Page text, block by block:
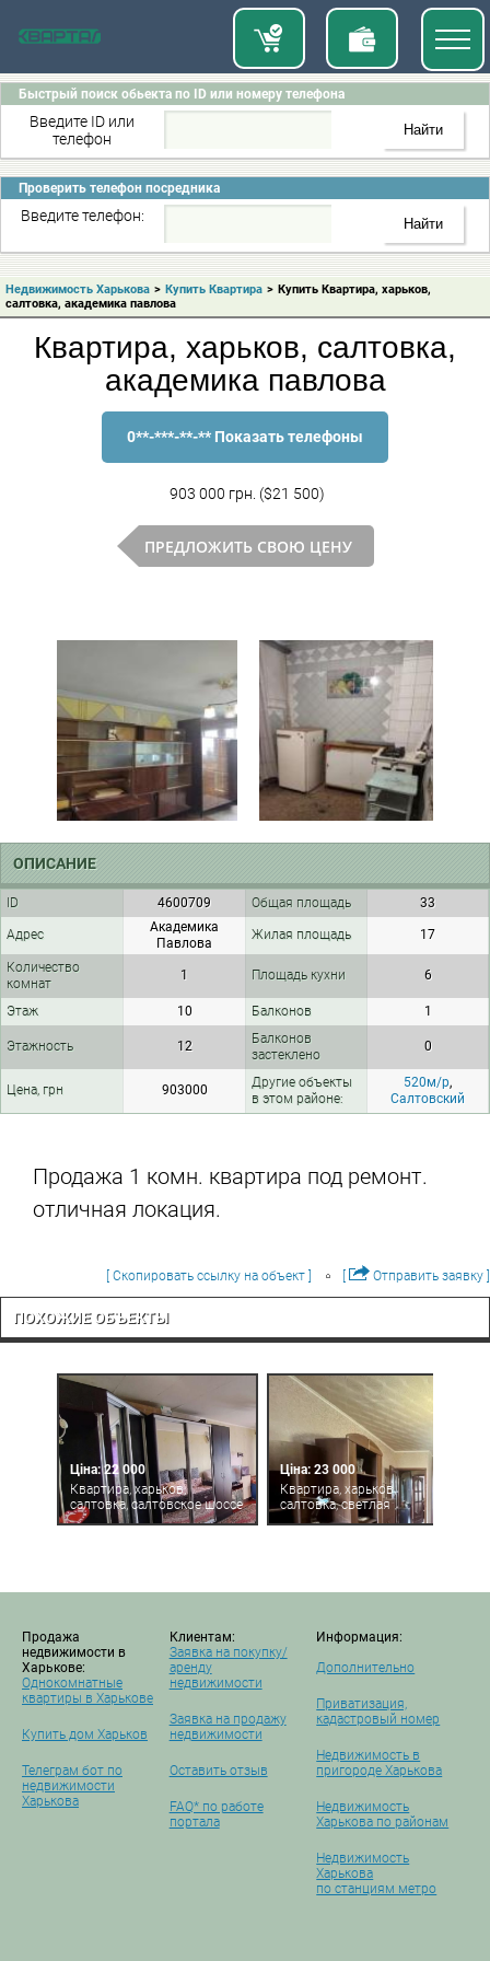
Быстрый поиск обьекта по ID или номеру телефона
Введите ID или
телефон
Проверить телефон посредника
Введите телефон:
Недвижимость Харькова > Купить Квартира > Купить Квартира, харьков,
салтовка, академика павлова
Квартира, харьков, салтовка,
академика павлова
0**-***-**-** Показать телефоны
903 000 грн. ($21 500)
ПРЕДЛОЖИТЬ СВОЮ ЦЕНУ
ОПИСАНИЕ
ID 4600709 Общая площадь 33
Адрес
Академика
Павлова
Жилая площадь 17
Количество
комнат
1 Площадь кухни 6
Этаж 10 Балконов 1
Этажность 12
Балконов
застеклено
0
Цена, грн 903000
Другие объекты
в этом районе:
520м/р,
Салтовский
Продажа 1 комн. квартира под ремонт.
отличная локация.
[ Скопировать ссылку на объект ] Отправить заявку ]
ПОХОЖИЕ ОБЪЕКТЫ
Ціна: 22 000
Квартира, харьков,
салтовка, салтовское шоссе
Ціна: 23 000
Квартира, харьков,
салтовка, светлая
Продажа
недвижимости в
Харькове:
Однокомнатные
квартиры в Харькове
Купить дом Харьков
Телеграм бот по
недвижимости
Харькова
Клиентам:
Заявка на покупку/
аренду
недвижимости
Заявка на продажу
недвижимости
Оставить отзыв
FAQ* по работе
портала
Информация:
Дополнительно
Приватизация,
кадастровый номер
Недвижимость в
пригороде Харькова
Недвижимость
Харькова по районам
Недвижимость
Харькова
по станциям метро